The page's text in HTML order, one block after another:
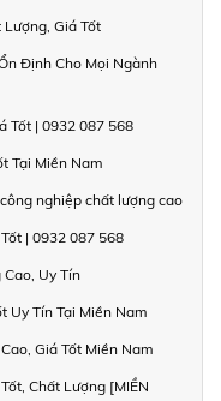
Lượng, Giá Tốt
Định Cho Mọi Ngành
Tốt | 0932 087 568
Tại Miền Nam
nghiệp chất lượng cao
| 0932 087 568
Cao, Uy Tín
Uy Tín Tại Miền Nam
Giá Tốt Miền Nam
Chất Lượng [MIỀN